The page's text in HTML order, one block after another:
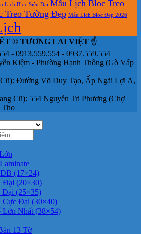
Lịch Bloc Siêu Đại Mẫu Lịch Bloc Treo
Treo Tường Đẹp Mẫu Lịch Bloc Đẹp 2026
© TƯƠNG LAI VIỆT ☝️
- 0913.559.554 - 0937.559.554
Kiệm - Phường Hạnh Thông (Gò Vấp
Đường Võ Duy Tạo, Ấp Ngãi Lợi A,
Cũ): 554 Nguyễn Tri Phương (Chợ
Tho
(17×24)
Đại (20×30)
Đại (25×35)
Cực Đại (30×40)
Nhất (38×54)
13 Tờ